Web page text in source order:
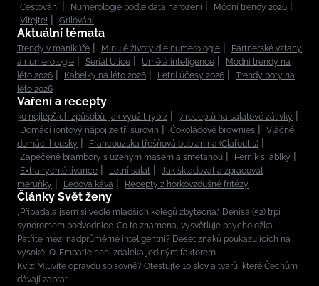
Cestování
Numerologie podle data narození
Módní trendy 2026
Vítejte!
Grilování
Aktuální témata
Trendy v manikúře Minulé životy dle numerologie
Partnerské vztahy
a numerologie
Seriál Ulice Umělá inteligence
Módní trendy na
léto 2026
Kabelky na léto 2026 Letní účesy 2026
Trendy boty na
léto 2026
Vaření a recepty
30 nejlepších způsobů, jak využít rybíz
7 receptů na salátové zálivky
Domácí iontový nápoj ze tří surovin
Čokoládové brownies
Vláčné
domácí housky
Francouzská třešňová bublanina (Clafoutis)
Zapečené brambory s uzeným masem a smetanou
Perník s jablky
Extra rychlé lívance
Letní salát
Jak skladovat a zpracovat
meruňky
Ledová káva Recepty z horkovzdušné fritézy
Články Svět ženy
„Připadala jsem si vedle mladších kolegů zbytečná.“ Denisa (52) trpí
syndromem podvodnice. Co to znamená, vysvětluje psycholožka
Patříte mezi nadprůměrně inteligentní? Deset znaků poukazujících na
vysoké IQ. Empatie není zdaleka jediným faktorem
Kvíz: Mluvíte opravdu spisovně? Otestujte 10 slov a tvarů, které Čechům
dávají zabrat